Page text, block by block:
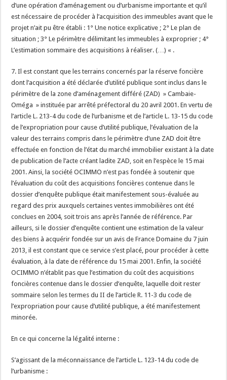
d’une opération d’aménagement ou d’urbanisme importante et qu’il
est nécessaire de procéder à l’acquisition des immeubles avant que le
projet n’ait pu être établi : 1° Une notice explicative ; 2° Le plan de
situation ; 3° Le périmètre délimitant les immeubles à exproprier ; 4°
L’estimation sommaire des acquisitions à réaliser. (…) « .
7. Il est constant que les terrains concernés par la réserve foncière
dont l’acquisition a été déclarée d’utilité publique sont inclus dans le
périmètre de la zone d’aménagement différé (ZAD) » Cambaie-
Oméga » instituée par arrêté préfectoral du 20 avril 2001. En vertu de
l’article L. 213-4 du code de l’urbanisme et de l’article L. 13-15 du code
de l’expropriation pour cause d’utilité publique, l’évaluation de la
valeur des terrains compris dans le périmètre d’une ZAD doit être
effectuée en fonction de l’état du marché immobilier existant à la date
de publication de l’acte créant ladite ZAD, soit en l’espèce le 15 mai
2001. Ainsi, la société OCIMMO n’est pas fondée à soutenir que
l’évaluation du coût des acquisitions foncières contenue dans le
dossier d’enquête publique était manifestement sous-évaluée au
regard des prix auxquels certaines ventes immobilières ont été
conclues en 2004, soit trois ans après l’année de référence. Par
ailleurs, si le dossier d’enquête contient une estimation de la valeur
des biens à acquérir fondée sur un avis de France Domaine du 7 juin
2013, il est constant que ce service s’est placé, pour procéder à cette
évaluation, à la date de référence du 15 mai 2001. Enfin, la société
OCIMMO n’établit pas que l’estimation du coût des acquisitions
foncières contenue dans le dossier d’enquête, laquelle doit rester
sommaire selon les termes du II de l’article R. 11-3 du code de
l’expropriation pour cause d’utilité publique, a été manifestement
minorée.
En ce qui concerne la légalité interne :
S’agissant de la méconnaissance de l’article L. 123-14 du code de
l’urbanisme :